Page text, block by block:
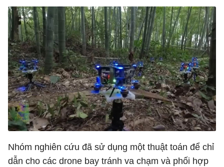
Nhóm nghiên cứu đã sử dụng một thuật toán để chỉ
dẫn cho các drone bay tránh va chạm và phối hợp